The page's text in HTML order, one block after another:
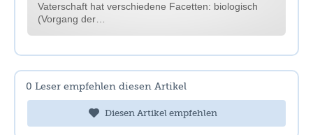
Vaterschaft hat verschiedene Facetten: biologisch
(Vorgang der…
0 Leser empfehlen diesen Artikel
Diesen Artikel empfehlen